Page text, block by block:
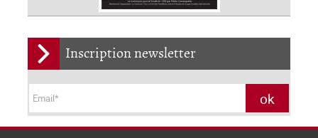
Inscription newsletter